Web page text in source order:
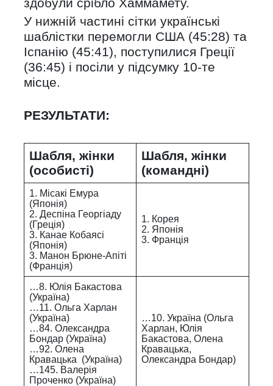
У нижній частині сітки українські
шаблістки перемогли США (45:28) та
Іспанію (45:41), поступилися Греції
(36:45) і посіли у підсумку 10-те
місце.
РЕЗУЛЬТАТИ:
Шабля, жінки
(особисті)
Шабля, жінки
(командні)
1. Місакі Емура
(Японія)
2. Деспіна Георгіаду
(Греція)
3. Канае Кобаясі
(Японія)
3. Манон Брюне-Апіті
(Франція)
1. Корея
2. Японія
3. Франція
…8. Юлія Бакастова
(Україна)
…11. Ольга Харлан
(Україна)
…84. Олександра
Бондар (Україна)
…92. Олена
Кравацька (Україна)
…145. Валерія
Проченко (Україна)
…10. Україна (Ольга
Харлан, Юлія
Бакастова, Олена
Кравацька,
Олександра Бондар)